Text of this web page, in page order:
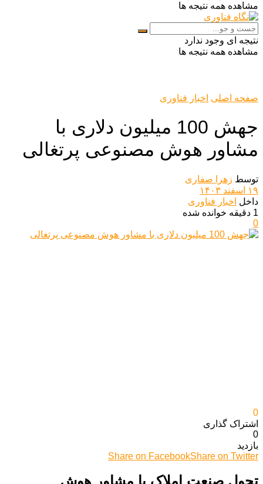
مشاهده همه نتیجه ها
نتیجه ای وجود ندارد
مشاهده همه نتیجه ها
صفحه اصلی اخبار فناوری
جهش 100 میلیون دلاری با
مشاور هوش مصنوعی پرتغالی
توسط زهرا صفاری
۱۹ اسفند ۱۴۰۳
داخل اخبار فناوری
1 دقیقه خوانده شده
0
0
اشتراک گذاری‌
0
بازدید
Share on FacebookShare on Twitter